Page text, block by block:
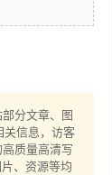
分文章、图
关信息，访客
质量高清写
、资源等均